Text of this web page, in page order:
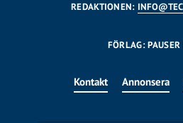
REDAKTIONEN:
FÖRLAG:
Kontakt Annonsera